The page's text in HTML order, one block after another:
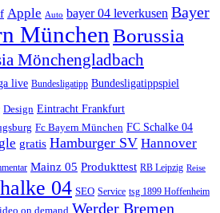
Apple Auto bayer 04 leverkusen Bayer
München Borussia
Mönchengladbach
live Bundesligatipp Bundesligatippspiel
Design Eintracht Frankfurt
Fc Bayern München FC Schalke 04
gratis Hamburger SV Hannover
Mainz 05 Produkttest RB Leipzig Reise
04 SEO Service tsg 1899 Hoffenheim
on demand Werder Bremen